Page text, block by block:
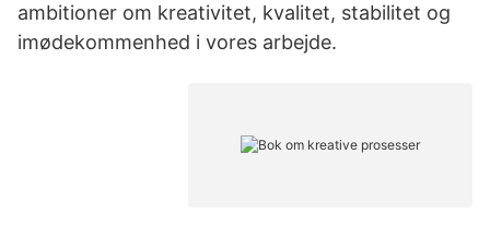
ambitioner om kreativitet, kvalitet, stabilitet og
imødekommenhed i vores arbejde.